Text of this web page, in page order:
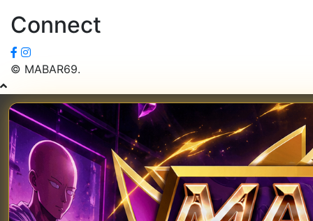
Connect
© MABAR69.